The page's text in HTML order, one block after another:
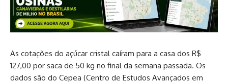
As cotações do açúcar cristal caíram para a casa dos R$
127,00 por saca de 50 kg no final da semana passada. Os
dados são do Cepea (Centro de Estudos Avançados em